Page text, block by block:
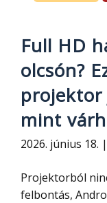
Full HD
olcsón?
mint
2026. június 18. |
Projektorból
felbontás,